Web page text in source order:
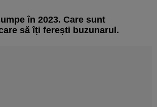
în 2023. Care sunt
să îți ferești buzunarul.